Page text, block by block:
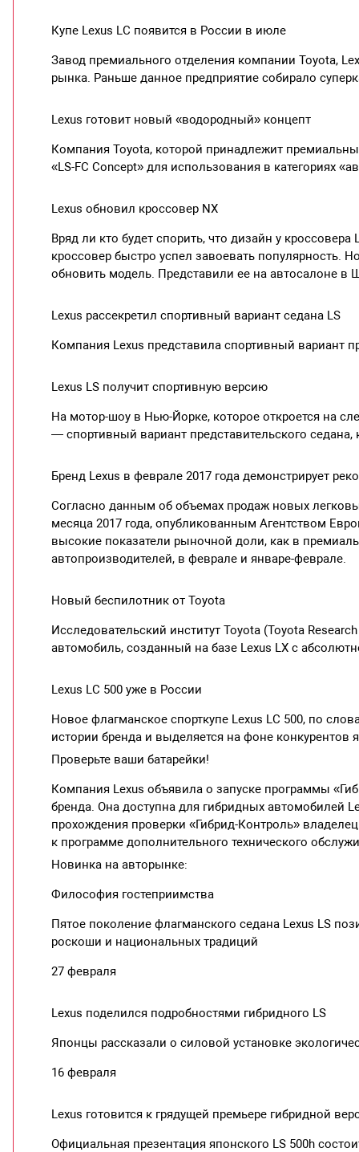
Купе Lexus LC появится в России в июле
Завод премиального отделения компании Toyota,
рынка. Раньше данное предприятие собирало
Lexus готовит новый «водородный» концепт
Компания Toyota, которой принадлежит
«LS-FC Concept» для использования в категориях
Lexus обновил кроссовер NX
Вряд ли кто будет спорить, что дизайн у
кроссовер быстро успел завоевать популярность.
обновить модель. Представили ее на автосалоне в
Lexus рассекретил спортивный вариант седана LS
Компания Lexus представила спортивный вариант
Lexus LS получит спортивную версию
На мотор-шоу в Нью-Йорке, которое откроется на
— спортивный вариант представительского
Бренд Lexus в феврале 2017 года демонстрирует
Согласно данным об объемах продаж новых
месяца 2017 года, опубликованным Агентством
высокие показатели рыночной доли, как в
автопроизводителей, в феврале и январе-феврале.
Новый беспилотник от Toyota
Исследовательский институт Toyota (Toyota
автомобиль, созданный на базе Lexus LX с
Lexus LC 500 уже в России
Новое флагманcкое спорткупе Lexus LC 500, по
истории бренда и выделяется на фоне
Проверьте ваши батарейки!
Компания Lexus объявила о запуске программы
бренда. Она доступна для гибридных автомобилей
прохождения проверки «Гибрид-Контроль»
к программе дополнительного технического
Новинка на авторынке:
Философия гостеприимства
Пятое поколение флагманского седана Lexus LS
роскоши и национальных традиций
27 февраля
Lexus поделился подробностями гибридного LS
Японцы рассказали о силовой установке
16 февраля
Lexus готовится к грядущей премьере гибридной
Официальная презентация японского LS 500h